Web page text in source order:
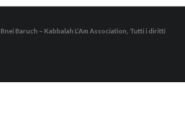
Bnei Baruch – Kabbalah L’Am Association, Tutti i diritti